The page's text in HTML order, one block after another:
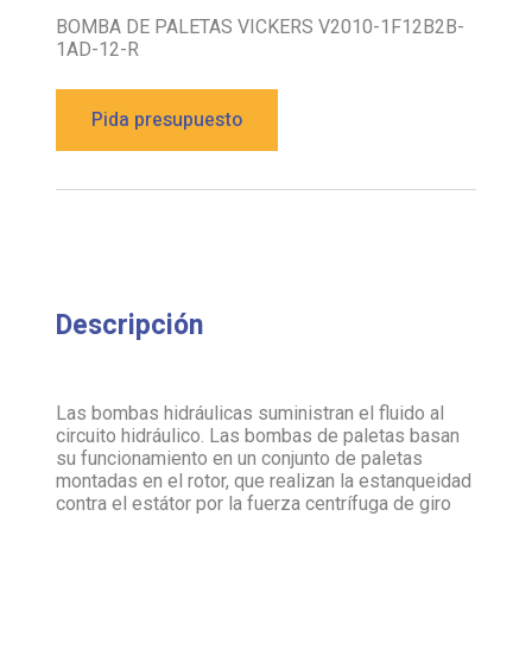
BOMBA DE PALETAS VICKERS V2010-1F12B2B-
1AD-12-R
Pida presupuesto
Descripción
Las bombas hidráulicas suministran el fluido al
circuito hidráulico. Las bombas de paletas basan
su funcionamiento en un conjunto de paletas
montadas en el rotor, que realizan la estanqueidad
contra el estátor por la fuerza centrífuga de giro